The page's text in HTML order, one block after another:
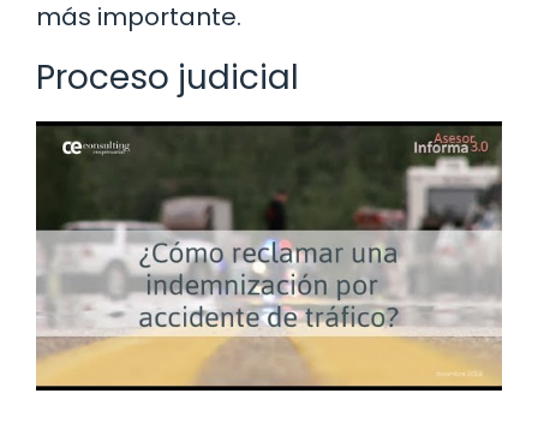
más importante.
Proceso judicial